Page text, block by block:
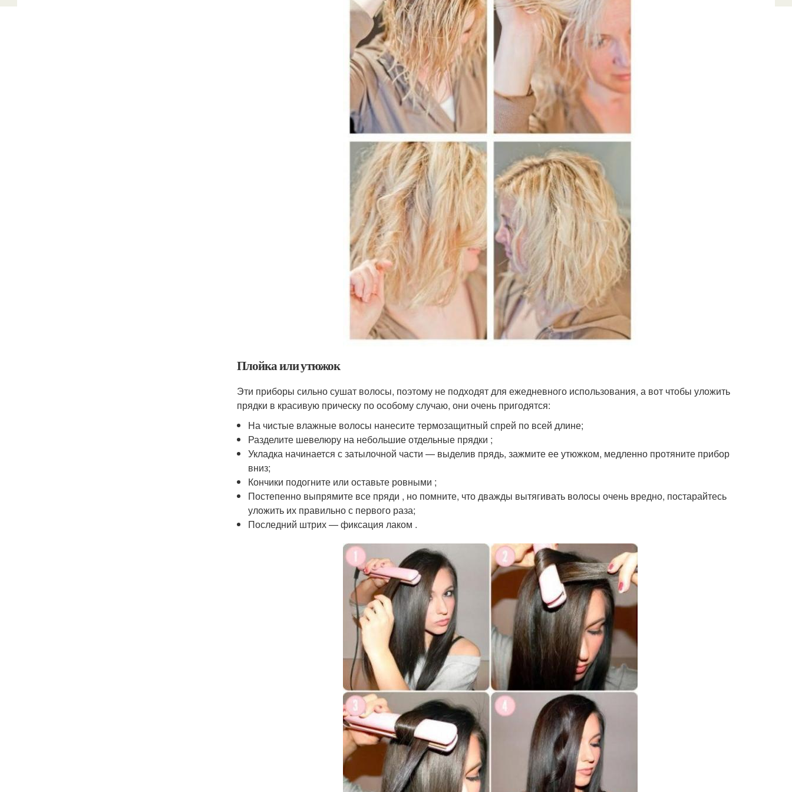
Плойка или утюжок
Эти приборы сильно сушат волосы, поэтому не подходят для ежедневного использования, а вот чтобы уложить
прядки в красивую прическу по особому случаю, они очень пригодятся:
На чистые влажные волосы нанесите термозащитный спрей по всей длине;
Разделите шевелюру на небольшие отдельные прядки ;
Укладка начинается с затылочной части — выделив прядь, зажмите ее утюжком, медленно протяните прибор
вниз;
Кончики подогните или оставьте ровными ;
Постепенно выпрямите все пряди , но помните, что дважды вытягивать волосы очень вредно, постарайтесь
уложить их правильно с первого раза;
Последний штрих — фиксация лаком .